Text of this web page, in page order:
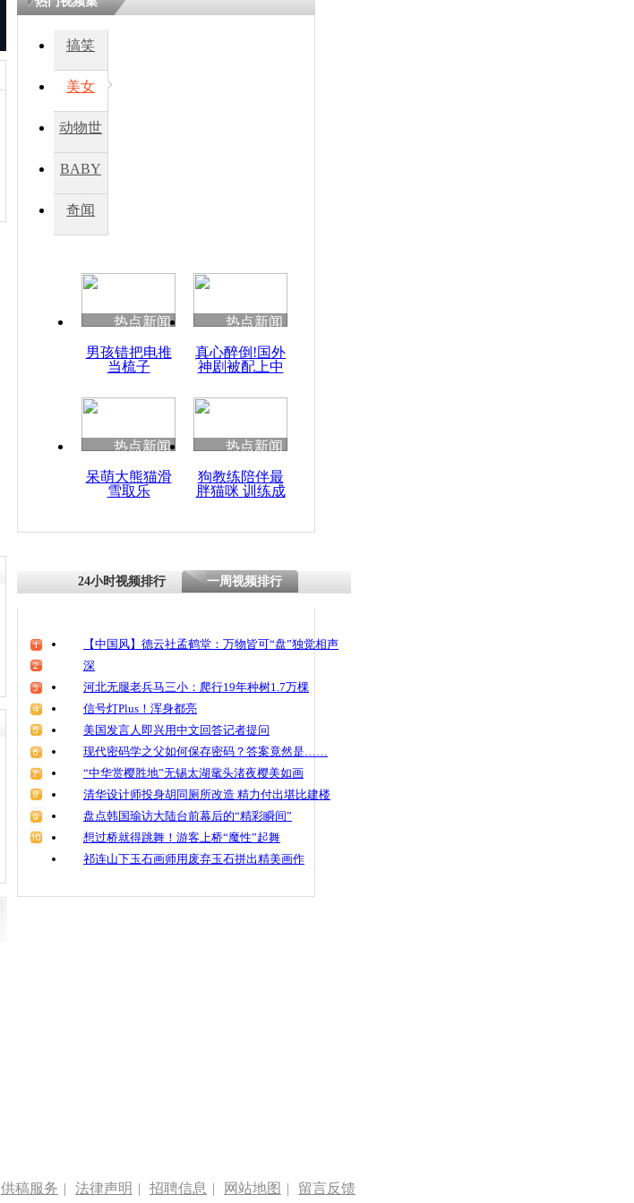
搞笑
美女
动物世
BABY
秀
奇闻
热点新闻
男孩错把电推
当梳子
热点新闻
真心醉倒!国外
神剧被配上中
热点新闻
呆萌大熊猫滑
雪取乐
热点新闻
狗教练陪伴最
胖猫咪 训练成
24小时视频排行 一周视频排行
【中国风】德云社孟鹤堂：万物皆可“盘”独觉相声
深
河北无腿老兵马三小：爬行19年种树1.7万棵
信号灯Plus！浑身都亮
美国发言人即兴用中文回答记者提问
现代密码学之父如何保存密码？答案竟然是……
“中华赏樱胜地”无锡太湖鼋头渚夜樱美如画
清华设计师投身胡同厕所改造 精力付出堪比建楼
盘点韩国瑜访大陆台前幕后的“精彩瞬间”
想过桥就得跳舞！游客上桥“魔性”起舞
祁连山下玉石画师用废弃玉石拼出精美画作
供稿服务 | 法律声明 | 招聘信息 | 网站地图 | 留言反馈